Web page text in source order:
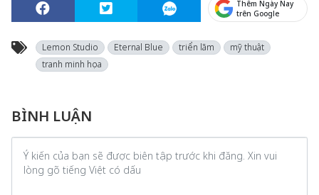
Thêm Ngày Nay
trên Google
Lemon Studio Eternal Blue triển lãm
mỹ thuật
tranh minh họa
BÌNH LUẬN